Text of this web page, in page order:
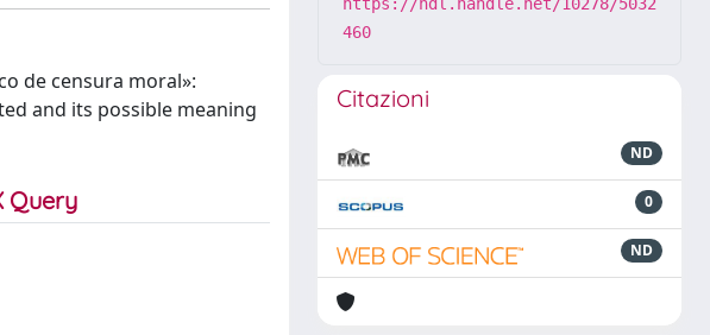
de censura moral»:
and its possible meaning
460
Citazioni
ND
0
ND